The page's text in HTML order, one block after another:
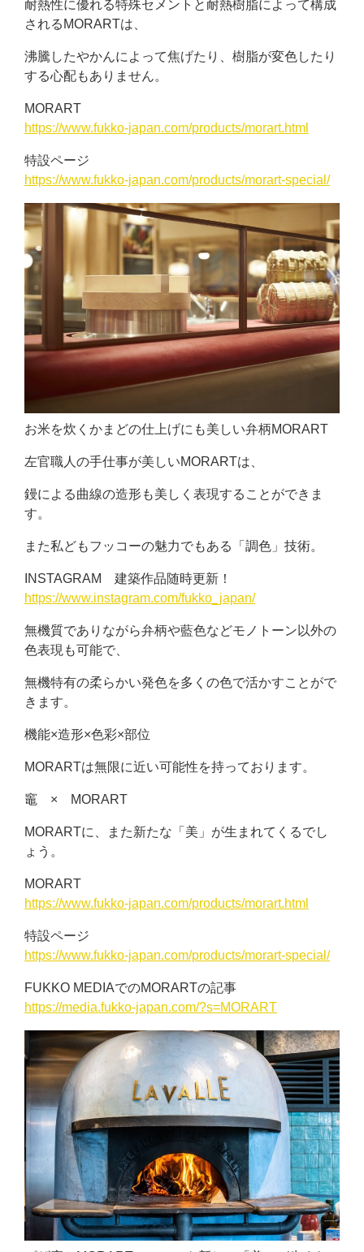
耐熱性に優れる特殊セメントと耐熱樹脂によって構成
されるMORARTは、
沸騰したやかんによって焦げたり、樹脂が変色したり
する心配もありません。
MORART
https://www.fukko-japan.com/products/morart.html
特設ページ
https://www.fukko-japan.com/products/morart-special/
お米を炊くかまどの仕上げにも美しい弁柄MORART
左官職人の手仕事が美しいMORARTは、
鏝による曲線の造形も美しく表現することができま
す。
また私どもフッコーの魅力でもある「調色」技術。
INSTAGRAM 建築作品随時更新！
https://www.instagram.com/fukko_japan/
無機質でありながら弁柄や藍色などモノトーン以外の
色表現も可能で、
無機特有の柔らかい発色を多くの色で活かすことがで
きます。
機能×造形×色彩×部位
MORARTは無限に近い可能性を持っております。
竈 × MORART
MORARTに、また新たな「美」が生まれてくるでし
ょう。
MORART
https://www.fukko-japan.com/products/morart.html
特設ページ
https://www.fukko-japan.com/products/morart-special/
FUKKO MEDIAでのMORARTの記事
https://media.fukko-japan.com/?s=MORART